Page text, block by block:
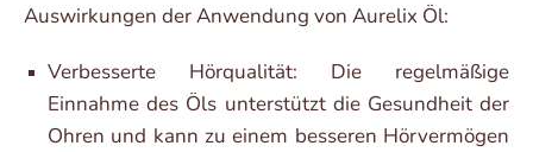
Auswirkungen der Anwendung von Aurelix Öl:
Verbesserte Hörqualität: Die regelmäßige
Einnahme des Öls unterstützt die Gesundheit der
Ohren und kann zu einem besseren Hörvermögen